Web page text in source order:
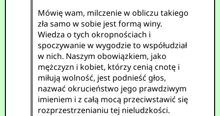
Mówię wam, milczenie w obliczu takiego
zła samo w sobie jest formą winy.
Wiedza o tych okropnościach i
spoczywanie w wygodzie to współudział
w nich. Naszym obowiązkiem, jako
mężczyzn i kobiet, którzy cenią cnotę i
miłują wolność, jest podnieść głos,
nazwać okrucieństwo jego prawdziwym
imieniem i z całą mocą przeciwstawić się
rozprzestrzenianiu tej nieludzkości.